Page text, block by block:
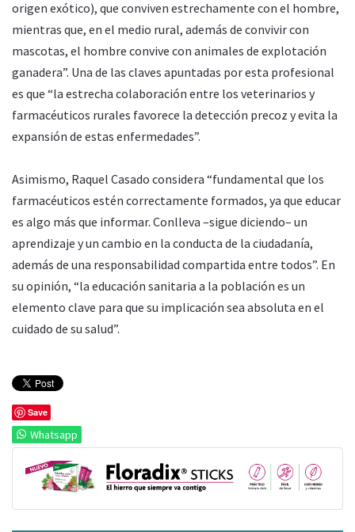
origen exótico), que conviven estrechamente con el hombre,
mientras que, en el medio rural, además de convivir con
mascotas, el hombre convive con animales de explotación
ganadera”. Una de las claves apuntadas por esta profesional
es que “la estrecha colaboración entre los veterinarios y
farmacéuticos rurales favorece la detección precoz y evita la
expansión de estas enfermedades”.
Asimismo, Raquel Casado considera “fundamental que los
farmacéuticos estén correctamente formados, ya que educar
es algo más que informar. Conlleva –sigue diciendo– un
aprendizaje y un cambio en la conducta de la ciudadanía,
además de una responsabilidad compartida entre todos”. En
su opinión, “la educación sanitaria a la población es un
elemento clave para que su implicación sea absoluta en el
cuidado de su salud”.
Save
Whatsapp